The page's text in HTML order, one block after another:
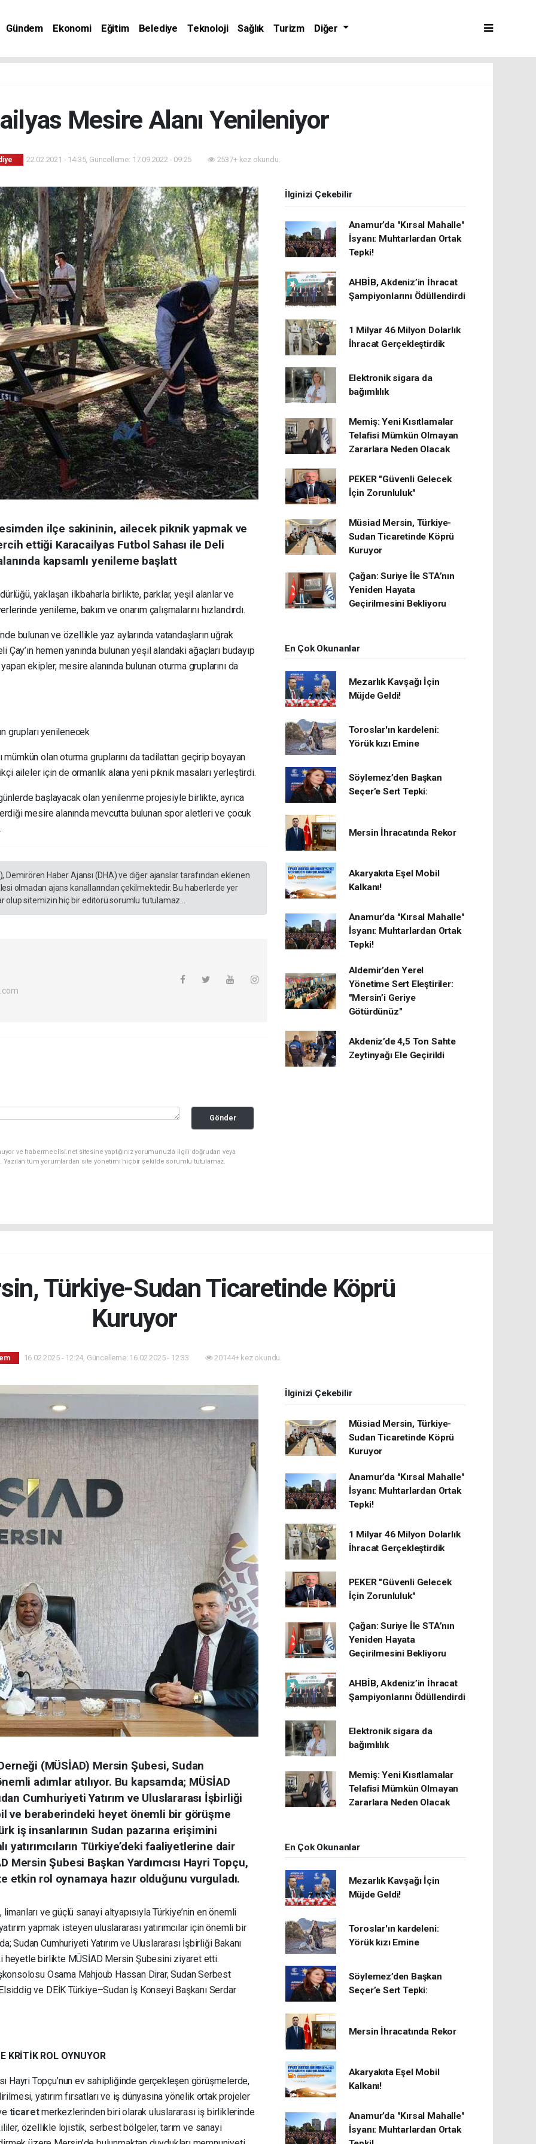
Gündem Ekonomi Eğitim Belediye Teknoloji Sağlık Turizm Diğer
Mesire Alanı Yenileniyor
22.02.2021 - 14:35, Güncelleme: 17.09.2022 - 09:25 2537+ kez okundu.
ilçe sakininin, ailecek piknik yapmak ve
ettiği Karacailyas Futbol Sahası ile Deli
kapsamlı yenileme başlatt
yaklaşan ilkbaharla birlikte, parklar, yeşil alanlar ve
yenileme, bakım ve onarım çalışmalarını hızlandırdı.
bulunan ve özellikle yaz aylarında vatandaşların uğrak
Çay’ın hemen yanında bulunan yeşil alandaki ağaçları budayıp
ekipler, mesire alanında bulunan oturma gruplarını da
grupları yenilenecek
mümkün olan oturma gruplarını da tadilattan geçirip boyayan
aileler için de ormanlık alana yeni piknik masaları yerleştirdi.
başlayacak olan yenilenme projesiyle birlikte, ayrıca
mesire alanında mevcutta bulunan spor aletleri ve çocuk
Demirören Haber Ajansı (DHA) ve diğer ajanslar tarafından eklenen
olmadan ajans kanallarından çekilmektedir. Bu haberlerde yer
sitemizin hiç bir editörü sorumlu tutulamaz...
Gönder
ve habermeclisi.net sitesine yaptığınız yorumunuzla ilgili doğrudan veya
Yazılan tüm yorumlardan site yönetimi hiçbir şekilde sorumlu tutulamaz.
İlginizi Çekebilir
Anamur’da "Kırsal Mahalle"
İsyanı: Muhtarlardan Ortak
Tepki!
AHBİB, Akdeniz’in İhracat
Şampiyonlarını Ödüllendirdi
1 Milyar 46 Milyon Dolarlık
İhracat Gerçekleştirdik
Elektronik sigara da
bağımlılık
Memiş: Yeni Kısıtlamalar
Telafisi Mümkün Olmayan
Zararlara Neden Olacak
PEKER "Güvenli Gelecek
İçin Zorunluluk"
Müsiad Mersin, Türkiye-
Sudan Ticaretinde Köprü
Kuruyor
Çağan: Suriye İle STA’nın
Yeniden Hayata
Geçirilmesini Bekliyoru
En Çok Okunanlar
Mezarlık Kavşağı İçin
Müjde Geldi!
Toroslar'ın kardeleni:
Yörük kızı Emine
Söylemez’den Başkan
Seçer’e Sert Tepki:
Mersin İhracatında Rekor
​Akaryakıta Eşel Mobil
Kalkanı!
Anamur’da "Kırsal Mahalle"
İsyanı: Muhtarlardan Ortak
Tepki!
Aldemir’den Yerel
Yönetime Sert Eleştiriler:
"Mersin’i Geriye
Götürdünüz"
Akdeniz’de 4,5 Ton Sahte
Zeytinyağı Ele Geçirildi
Türkiye-Sudan Ticaretinde Köprü
Kuruyor
16.02.2025 - 12:24, Güncelleme: 16.02.2025 - 12:33 20144+ kez okundu.
(MÜSİAD) Mersin Şubesi, Sudan
adımlar atılıyor. Bu kapsamda; MÜSİAD
Cumhuriyeti Yatırım ve Uluslararası İşbirliği
ve beraberindeki heyet önemli bir görüşme
iş insanlarının Sudan pazarına erişimini
yatırımcıların Türkiye’deki faaliyetlerine dair
Mersin Şubesi Başkan Yardımcısı Hayri Topçu,
etkin rol oynamaya hazır olduğunu vurguladı.
ve güçlü sanayi altyapısıyla Türkiye’nin en önemli
yapmak isteyen uluslararası yatırımcılar için önemli bir
Sudan Cumhuriyeti Yatırım ve Uluslararası İşbirliği Bakanı
heyetle birlikte MÜSİAD Mersin Şubesini ziyaret etti.
Osama Mahjoub Hassan Dirar, Sudan Serbest
ve DEİK Türkiye–Sudan İş Konseyi Başkanı Serdar
KRİTİK ROL OYNUYOR
Hayri Topçu’nun ev sahipliğinde gerçekleşen görüşmelerde,
yatırım fırsatları ve iş dünyasına yönelik ortak projeler
ticaretmerkezlerinden biri olarak uluslararası iş birliklerinde
özellikle lojistik, serbest bölgeler, tarım ve sanayi
İlginizi Çekebilir
Müsiad Mersin, Türkiye-
Sudan Ticaretinde Köprü
Kuruyor
Anamur’da "Kırsal Mahalle"
İsyanı: Muhtarlardan Ortak
Tepki!
1 Milyar 46 Milyon Dolarlık
İhracat Gerçekleştirdik
PEKER "Güvenli Gelecek
İçin Zorunluluk"
Çağan: Suriye İle STA’nın
Yeniden Hayata
Geçirilmesini Bekliyoru
AHBİB, Akdeniz’in İhracat
Şampiyonlarını Ödüllendirdi
Elektronik sigara da
bağımlılık
Memiş: Yeni Kısıtlamalar
Telafisi Mümkün Olmayan
Zararlara Neden Olacak
En Çok Okunanlar
Mezarlık Kavşağı İçin
Müjde Geldi!
Toroslar'ın kardeleni:
Yörük kızı Emine
Söylemez’den Başkan
Seçer’e Sert Tepki:
Mersin İhracatında Rekor
​Akaryakıta Eşel Mobil
Kalkanı!
Anamur’da "Kırsal Mahalle"
İsyanı: Muhtarlardan Ortak